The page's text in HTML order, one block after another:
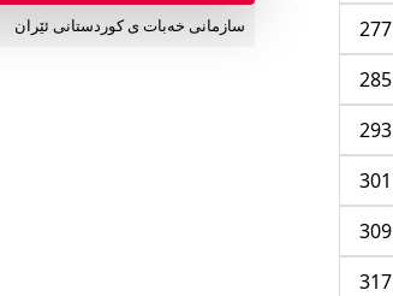
277
285
293
301
309
317
سازمانی خەبات ی کوردستانی ئێران